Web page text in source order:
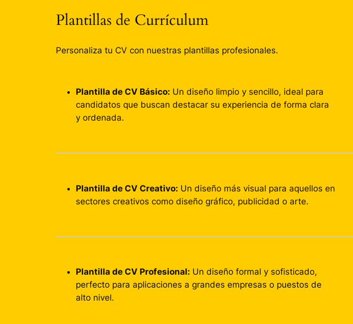
Plantillas de Currículum
Personaliza tu CV con nuestras plantillas profesionales.
Plantilla de CV Básico: Un diseño limpio y sencillo, ideal para
candidatos que buscan destacar su experiencia de forma clara
y ordenada.
Plantilla de CV Creativo: Un diseño más visual para aquellos en
sectores creativos como diseño gráfico, publicidad o arte.
Plantilla de CV Profesional: Un diseño formal y sofisticado,
perfecto para aplicaciones a grandes empresas o puestos de
alto nivel.